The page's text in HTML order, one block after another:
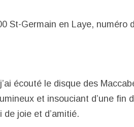
St-Germain en Laye, numéro
écouté le disque des
et insouciant d’une fin
joie et d’amitié.